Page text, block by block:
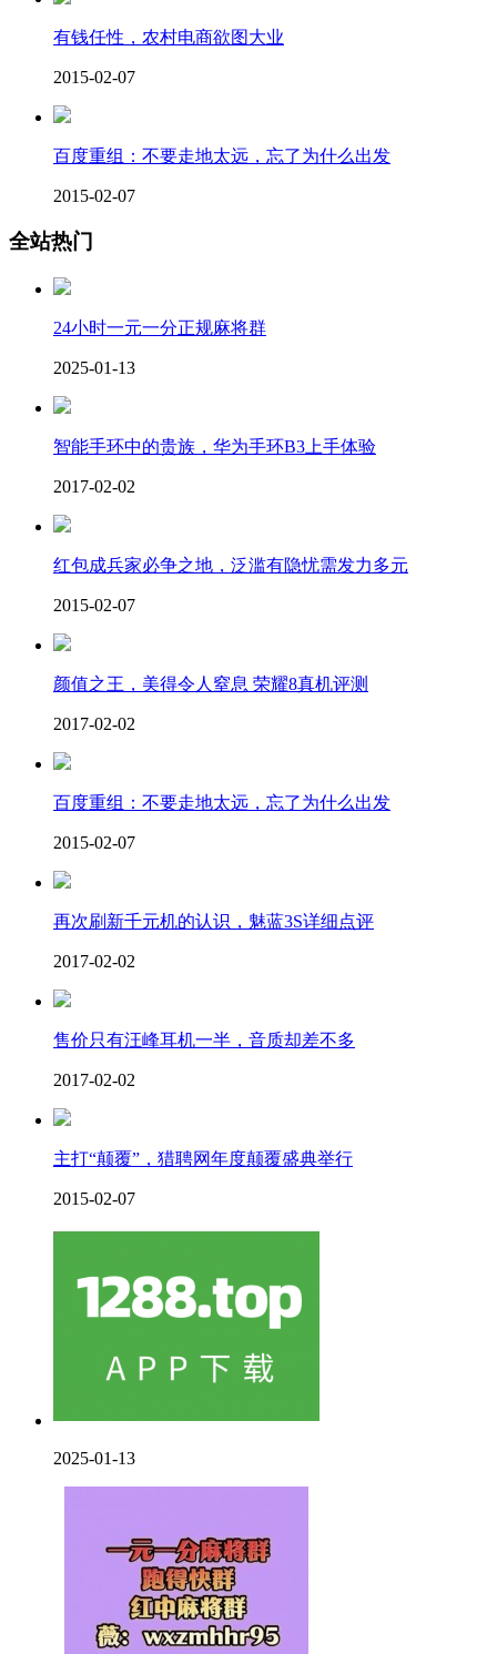
有钱任性，农村电商欲图大业
2015-02-07
百度重组：不要走地太远，忘了为什么出发
2015-02-07
全站热门
24小时一元一分正规麻将群
2025-01-13
智能手环中的贵族，华为手环B3上手体验
2017-02-02
红包成兵家必争之地，泛滥有隐忧需发力多元
2015-02-07
颜值之王，美得令人窒息 荣耀8真机评测
2017-02-02
百度重组：不要走地太远，忘了为什么出发
2015-02-07
再次刷新千元机的认识，魅蓝3S详细点评
2017-02-02
售价只有汪峰耳机一半，音质却差不多
2017-02-02
主打“颠覆”，猎聘网年度颠覆盛典举行
2015-02-07
2025-01-13